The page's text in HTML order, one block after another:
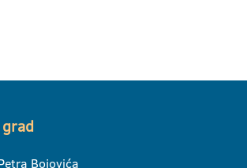
Bojovića